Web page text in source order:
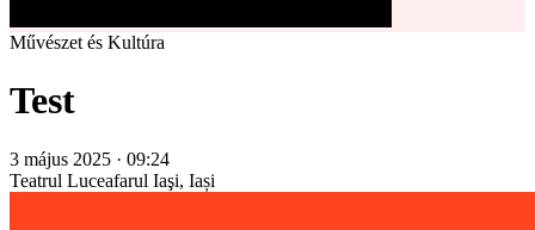
Művészet és Kultúra
Test
3 május 2025 · 09:24
Teatrul Luceafarul Iaşi, Iași